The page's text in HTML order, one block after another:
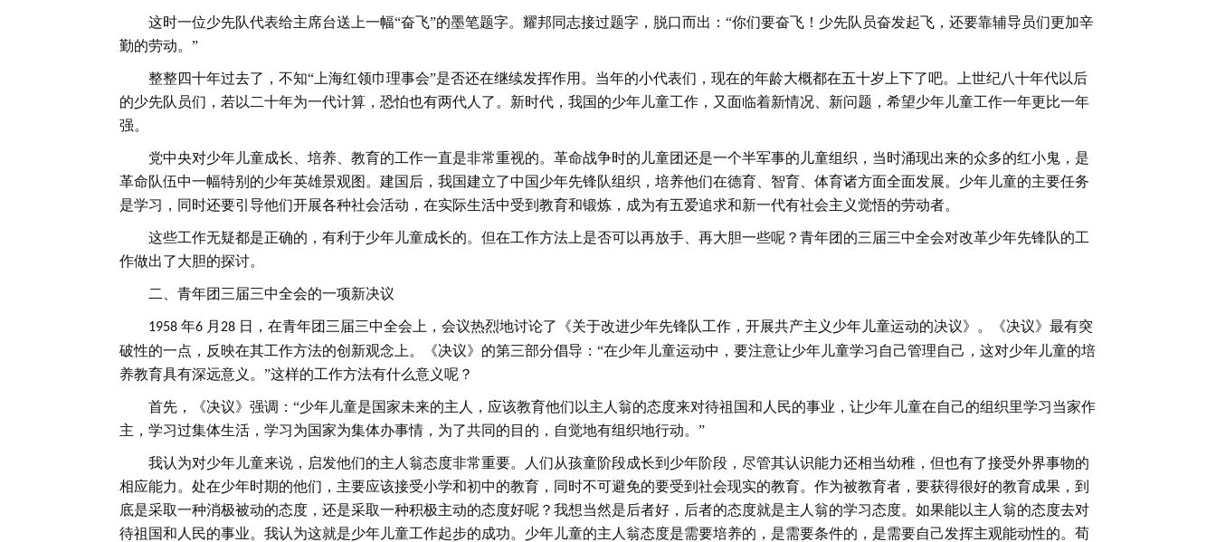
这时一位少先队代表给主席台送上一幅“奋飞”的墨笔题字。耀邦同志接过题字，脱口而出：“你们要奋飞！少先队员奋发起飞，还要靠辅导员们更加辛
勤的劳动。”
整整四十年过去了，不知“上海红领巾理事会”是否还在继续发挥作用。当年的小代表们，现在的年龄大概都在五十岁上下了吧。上世纪八十年代以后
的少先队员们，若以二十年为一代计算，恐怕也有两代人了。新时代，我国的少年儿童工作，又面临着新情况、新问题，希望少年儿童工作一年更比一年
强。
党中央对少年儿童成长、培养、教育的工作一直是非常重视的。革命战争时的儿童团还是一个半军事的儿童组织，当时涌现出来的众多的红小鬼，是
革命队伍中一幅特别的少年英雄景观图。建国后，我国建立了中国少年先锋队组织，培养他们在德育、智育、体育诸方面全面发展。少年儿童的主要任务
是学习，同时还要引导他们开展各种社会活动，在实际生活中受到教育和锻炼，成为有五爱追求和新一代有社会主义觉悟的劳动者。
这些工作无疑都是正确的，有利于少年儿童成长的。但在工作方法上是否可以再放手、再大胆一些呢？青年团的三届三中全会对改革少年先锋队的工
作做出了大胆的探讨。
二、青年团三届三中全会的一项新决议
1958 年6 月 28 日，在青年团三届三中全会上，会议热烈地讨论了《关于改进少年先锋队工作，开展共产主义少年儿童运动的决议》。《决议》最有突
破性的一点，反映在其工作方法的创新观念上。《决议》的第三部分倡导：“在少年儿童运动中，要注意让少年儿童学习自己管理自己，这对少年儿童的培
养教育具有深远意义。”这样的工作方法有什么意义呢？
首先，《决议》强调： “少年儿童是国家未来的主人，应该教育他们以主人翁的态度来对待祖国和人民的事业，让少年儿童在自己的组织里学习当家作
主，学习过集体生活，学习为国家为集体办事情，为了共同的目的，自觉地有组织地行动。”
我认为对少年儿童来说，启发他们的主人翁态度非常重要。人们从孩童阶段成长到少年阶段，尽管其认识能力还相当幼稚，但也有了接受外界事物的
相应能力。处在少年时期的他们，主要应该接受小学和初中的教育，同时不可避免的要受到社会现实的教育。作为被教育者，要获得很好的教育成果，到
底是采取一种消极被动的态度，还是采取一种积极主动的态度好呢？我想当然是后者好，后者的态度就是主人翁的学习态度。如果能以主人翁的态度去对
待祖国和人民的事业。我认为这就是少年儿童工作起步的成功。少年儿童的主人翁态度是需要培养的，是需要条件的，是需要自己发挥主观能动性的。荀